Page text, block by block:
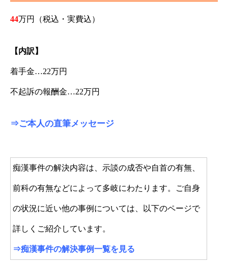
44万円（税込・実費込）
【内訳】
着手金…22万円
不起訴の報酬金…22万円
⇒ご本人の直筆メッセージ
痴漢事件の解決内容は、示談の成否や自首の有無、
前科の有無などによって多岐にわたります。ご自身
の状況に近い他の事例については、以下のページで
詳しくご紹介しています。
⇒痴漢事件の解決事例一覧を見る